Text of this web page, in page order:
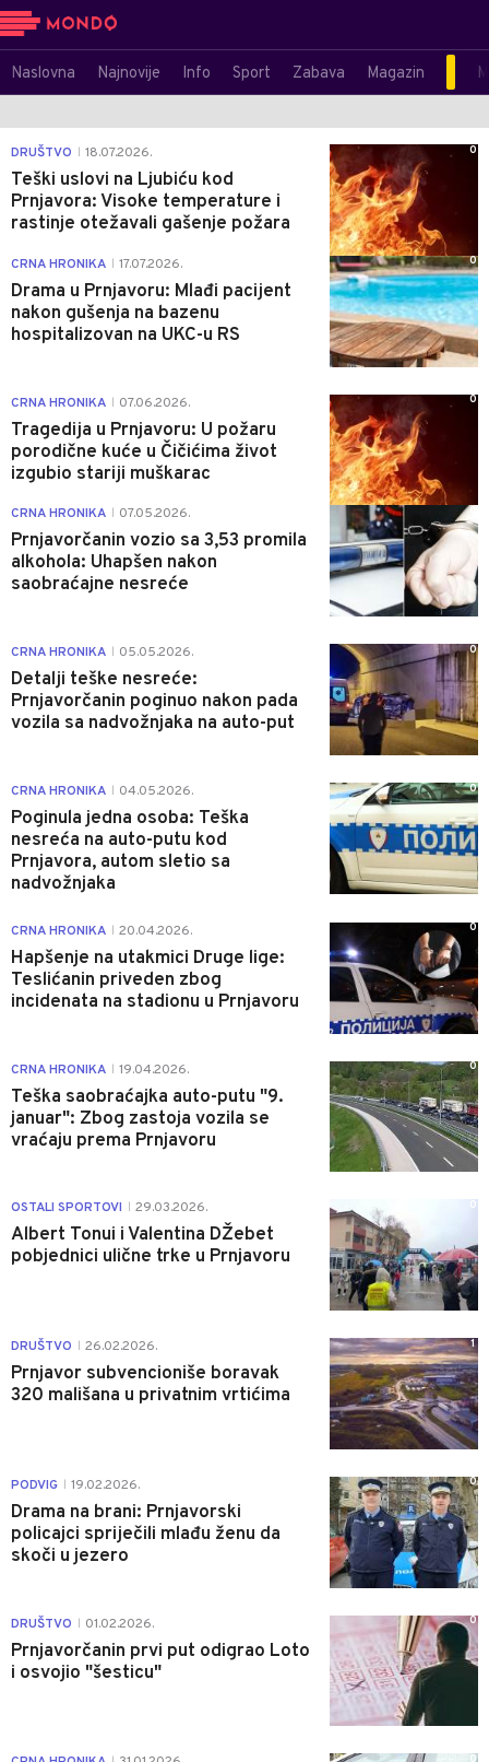
Naslovna Najnovije Info Sport Zabava Magazin
DRUŠTVO 18.07.2026.
Teški uslovi na Ljubiću kod
Prnjavora: Visoke temperature i
rastinje otežavali gašenje požara
0
CRNA HRONIKA 17.07.2026.
Drama u Prnjavoru: Mlađi pacijent
nakon gušenja na bazenu
hospitalizovan na UKC-u RS
0
CRNA HRONIKA 07.06.2026.
Tragedija u Prnjavoru: U požaru
porodične kuće u Čičićima život
izgubio stariji muškarac
0
CRNA HRONIKA 07.05.2026.
Prnjavorčanin vozio sa 3,53 promila
alkohola: Uhapšen nakon
saobraćajne nesreće
0
CRNA HRONIKA 05.05.2026.
Detalji teške nesreće:
Prnjavorčanin poginuo nakon pada
vozila sa nadvožnjaka na auto-put
0
CRNA HRONIKA 04.05.2026.
Poginula jedna osoba: Teška
nesreća na auto-putu kod
Prnjavora, autom sletio sa
nadvožnjaka
0
CRNA HRONIKA 20.04.2026.
Hapšenje na utakmici Druge lige:
Teslićanin priveden zbog
incidenata na stadionu u Prnjavoru
0
CRNA HRONIKA 19.04.2026.
Teška saobraćajka auto-putu "9.
januar": Zbog zastoja vozila se
vraćaju prema Prnjavoru
0
OSTALI SPORTOVI 29.03.2026.
Albert Tonui i Valentina DŽebet
pobjednici ulične trke u Prnjavoru
0
DRUŠTVO 26.02.2026.
Prnjavor subvencioniše boravak
320 mališana u privatnim vrtićima
1
PODVIG 19.02.2026.
Drama na brani: Prnjavorski
policajci spriječili mlađu ženu da
skoči u jezero
0
DRUŠTVO 01.02.2026.
Prnjavorčanin prvi put odigrao Loto
i osvojio "šesticu"
0
0